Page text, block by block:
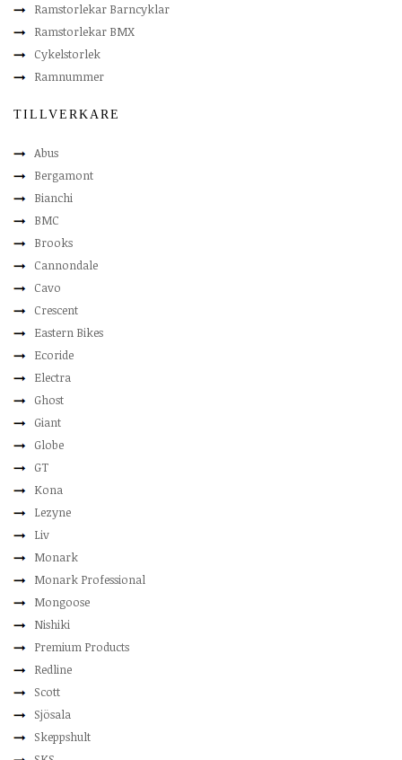
Ramstorlekar Barncyklar
Ramstorlekar BMX
Cykelstorlek
Ramnummer
TILLVERKARE
Abus
Bergamont
Bianchi
BMC
Brooks
Cannondale
Cavo
Crescent
Eastern Bikes
Ecoride
Electra
Ghost
Giant
Globe
GT
Kona
Lezyne
Liv
Monark
Monark Professional
Mongoose
Nishiki
Premium Products
Redline
Scott
Sjösala
Skeppshult